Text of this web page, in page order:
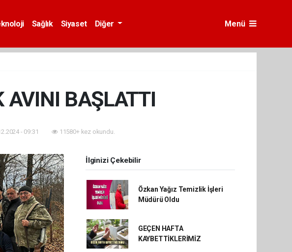
Sağlık Siyaset Diğer Menü
AVINI BAŞLATTI
- 09:31 11580+ kez okundu.
İlginizi Çekebilir
Özkan Yağız Temizlik İşleri
Müdürü Oldu
GEÇEN HAFTA
KAYBETTİKLERİMİZ